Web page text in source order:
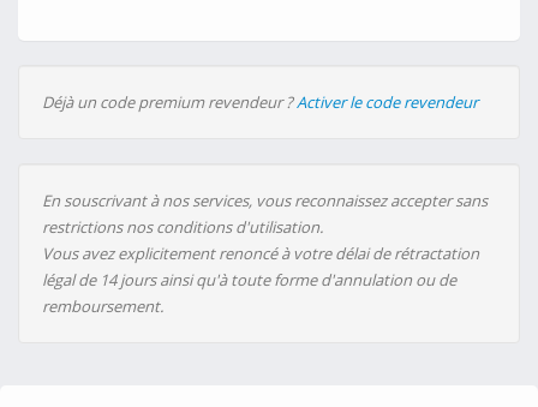
Déjà un code premium revendeur ?Activer le code revendeur
En souscrivant à nos services, vous reconnaissez accepter sans
restrictions nos conditions d'utilisation.
Vous avez explicitement renoncé à votre délai de rétractation
légal de 14 jours ainsi qu'à toute forme d'annulation ou de
remboursement.